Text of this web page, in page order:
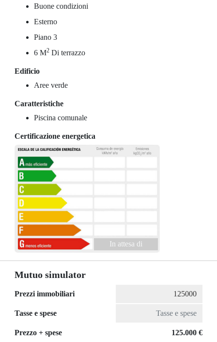
Buone condizioni
Esterno
Piano 3
6 M2 Di terrazzo
Edificio
Aree verde
Caratteristiche
Piscina comunale
Certificazione energetica
In attesa di
Mutuo simulator
Prezzi immobiliari
Tasse e spese
Prezzo + spese 125.000 €